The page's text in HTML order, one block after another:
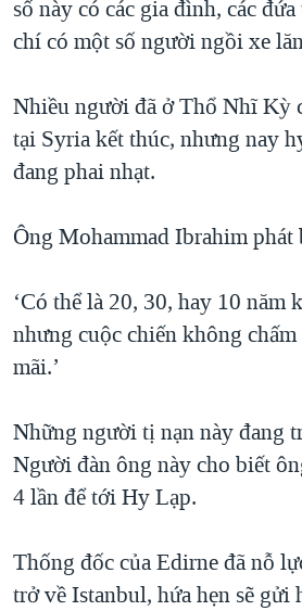
số này có các gia đình, các
chí có một số người ngồi xe
Nhiều người đã ở Thổ Nhĩ Kỳ
tại Syria kết thúc, nhưng nay
đang phai nhạt.
Ông Mohammad Ibrahim phát
‘Có thể là 20, 30, hay 10 năm
nhưng cuộc chiến không
mãi.’
Những người tị nạn này đang
Người đàn ông này cho biết
4 lần để tới Hy Lạp.
Thống đốc của Edirne đã nỗ
trở về Istanbul, hứa hẹn sẽ gửi